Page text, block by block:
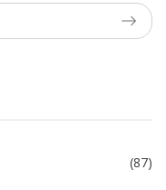
(87)